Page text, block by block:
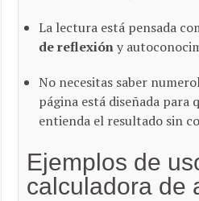
La lectura está pensada
de reflexióny
No necesitas saber
página está diseñada para
entienda el resultado sin
Ejemplos de
calculadora de